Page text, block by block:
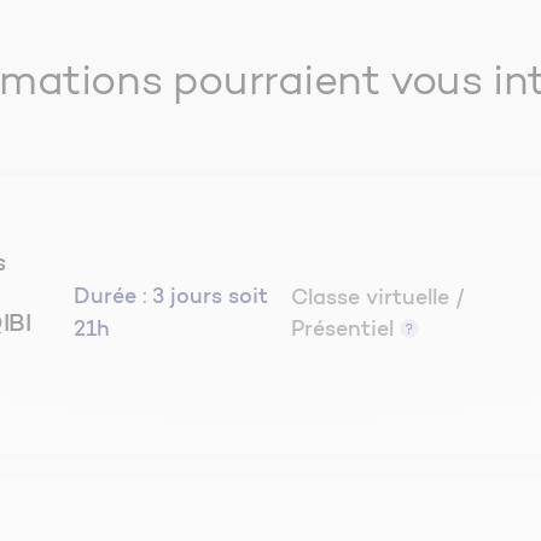
métalliques
: NF EN 12975-1 et 12975-2
pourraient vous
Durée : 3 jours soit
21h
Classe virtuelle /
Présentiel